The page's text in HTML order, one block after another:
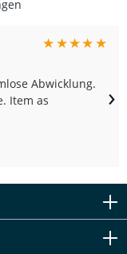
★★★★★
Abwicklung.
Item as
›